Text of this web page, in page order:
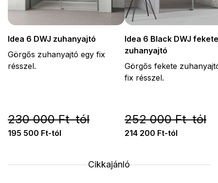
Idea 6 DWJ zuhanyajtó
Görgős zuhanyajtó egy fix
résszel.
230 000 Ft-tól
195 500 Ft-tól
Idea 6 Black DWJ fekete
zuhanyajtó
Görgős fekete
fix résszel.
252 000 Ft-tól
214 200 Ft-tól
Cikkajánló